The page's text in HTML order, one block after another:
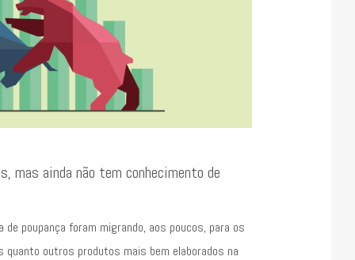
mas ainda não tem conhecimento de
poupança foram migrando, aos poucos, para os
outros produtos mais bem elaborados na